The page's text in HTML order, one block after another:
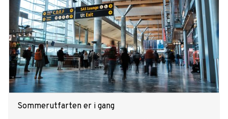
Sommerutfarten er i gang